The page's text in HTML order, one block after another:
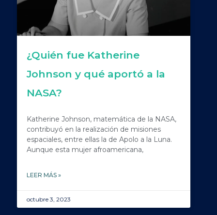
¿Quién fue Katherine
Johnson y qué aportó a la
NASA?
Katherine Johnson, matemática de la NASA,
contribuyó en la realización de misiones
espaciales, entre ellas la de Apolo a la Luna.
Aunque esta mujer afroamericana,
LEER MÁS »
octubre 3, 2023